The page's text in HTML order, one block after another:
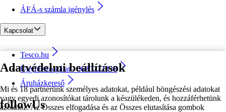
Adatvédelmi beállítások
Mi és 18 partnerünk személyes adatokat, például böngészési adatokat
vagy egyedi azonosítókat tárolunk a készülékeden, és hozzáférhetünk
azokhoz. Az Összes elfogadása és az Összes elutasítása gombok
ÁFÁ-s számla igénylés
Kapcsolat
Tesco.hu
Ügyfélszolgálat - 0680222333
Áruházkereső
followUs